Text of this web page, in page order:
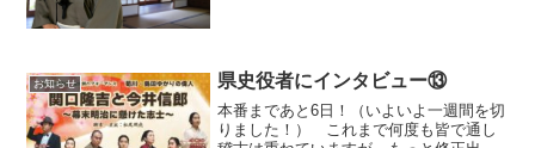
お知らせ 県史役者にインタビュー⑬
本番まであと6日！（いよいよ一週間を切
りました！） これまで何度も皆で通し